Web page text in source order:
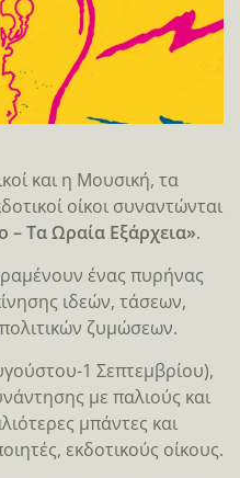
και η Μουσική, τα
οίκοι συναντώνται
– Τα Ωραία Εξάρχεια».
ένας πυρήνας
ιδεών, τάσεων,
ζυμώσεων.
1 Σεπτεμβρίου),
με παλιούς και
μπάντες και
εκδοτικούς οίκους.